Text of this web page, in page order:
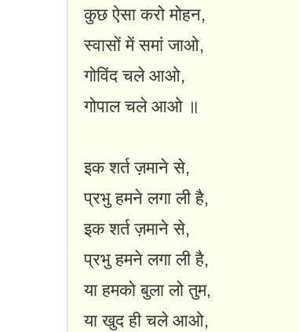
कुछ ऐसा करो मोहन,
स्वासों में समां जाओ,
गोविंद चले आओ,
गोपाल चले आओ ॥
इक शर्त ज़माने से,
प्रभु हमने लगा ली है,
इक शर्त ज़माने से,
प्रभु हमने लगा ली है,
या हमको बुला लो तुम,
या खुद ही चले आओ,